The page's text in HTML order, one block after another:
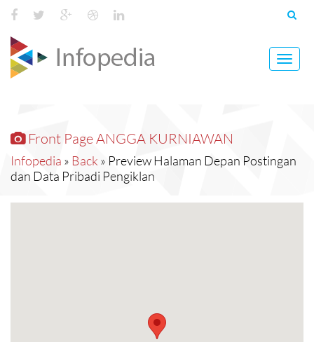
Toggle
Front Page ANGGA KURNIAWAN
Infopedia » Back » Preview Halaman Depan Postingan
dan Data Pribadi Pengiklan